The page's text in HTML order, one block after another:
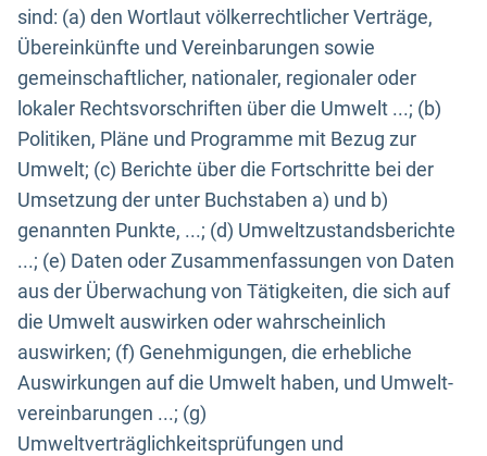
sind: (a) den Wortlaut völkerrechtlicher Verträge,
Übereinkünfte und Vereinbarungen sowie
gemeinschaftlicher, nationaler, regionaler oder
lokaler Rechtsvorschriften über die Umwelt ...; (b)
Politiken, Pläne und Programme mit Bezug zur
Umwelt; (c) Berichte über die Fortschritte bei der
Umsetzung der unter Buchstaben a) und b)
genannten Punkte, ...; (d) Umweltzustandsberichte
...; (e) Daten oder Zusammenfassungen von Daten
aus der Überwachung von Tätigkeiten, die sich auf
die Umwelt auswirken oder wahrscheinlich
auswirken; (f) Genehmigungen, die erhebliche
Auswirkungen auf die Umwelt haben, und Umwelt-
vereinbarungen ...; (g)
Umweltverträglichkeitsprüfungen und